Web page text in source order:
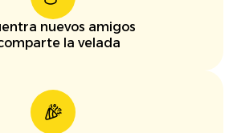
nuevos amigos
la velada